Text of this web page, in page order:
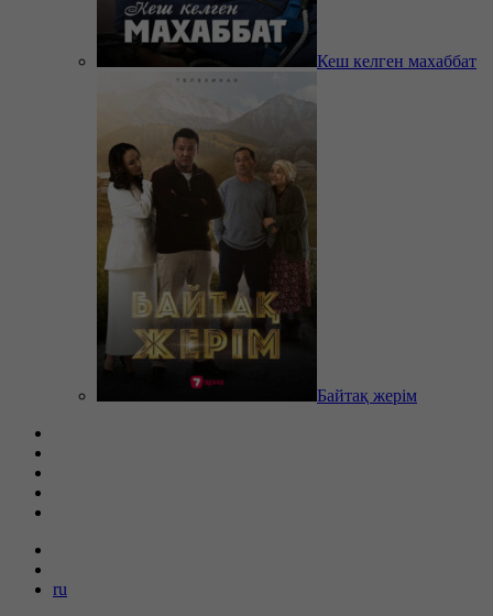
Кеш келген махаббат
Байтақ жерім
ru